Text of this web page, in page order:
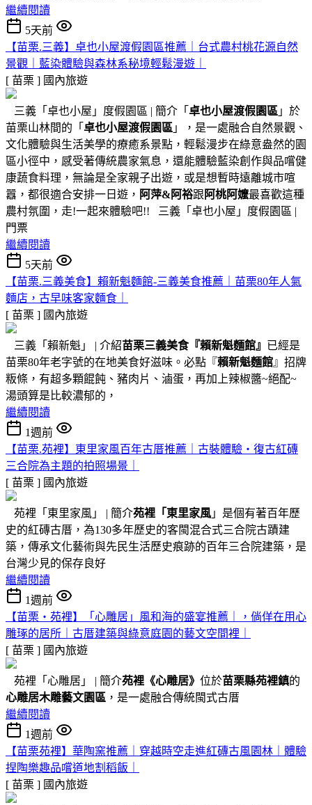
繼續閱讀
5天前
【苗栗.三義】卓也小屋渡假園區推薦｜台式農村桃花源自然
景觀｜藍染體驗與森林系秘境輕鬆漫遊｜
[ 苗栗 ] 國內旅遊
三義「卓也小屋」度假園區 | 簡介「 卓也小屋渡假園區 」於
苗栗山林間的「 卓也小屋渡假園區 」，是一處融合自然景觀、
文化體驗與生活美學的療癒系景點，輕鬆漫步在綠意盎然的園
區小徑中，感受著傳統農家氣息，還能體驗藍染創作與品嚐健
康蔬食料理，無論是全家親子出遊，或是想暫時遠離城市喧
囂，都很適合安排一日遊， 阿萍&阿裕跟 阿桃阿嬤最喜歡這種
農村氛圍，走!一起來體驗吧!! 三義「卓也小屋」度假園區 |
門票
繼續閱讀
5天前
【苗栗.三義美食】賴新魁麵館-三義美食推薦｜苗栗80年人氣
麵店，古早味客家麵食｜
[ 苗栗 ] 國內旅遊
三義「賴新魁」 | 介紹苗栗三義美食『賴新魁麵館』 已經是
苗栗80年老字號的在地美食好滋味。必點『賴新魁麵館』招牌
粄條，有超多顆餛飩、豬肉片、滷蛋，再加上辣椒醬~絕配~
湯頭算是比較濃郁的，
繼續閱讀
1週前
【苗栗.苑裡】東里家風百年古厝推薦｜古裝體驗・復古紅磚
三合院為主題的拍照場景｜
[ 苗栗 ] 國內旅遊
苑裡「東里家風」 | 簡介苑裡「東里家風 」是個有著百年歷
史的紅磚古厝，為130多年歷史的客閩混合式三合院古蹟建
築，傳承文化藝術與先民生活歷史痕跡的百年三合院建築，是
台灣少見的保存良好
繼續閱讀
1週前
【苗栗・苑裡】「心雕居」風和海的盛宴推薦｜，倘佯在用心
雕琢的居所｜古厝建築與綠意庭園的藝文空間裡｜
[ 苗栗 ] 國內旅遊
苑裡「心雕居」 | 簡介苑裡 《心雕居》 位於苗栗縣苑裡鎮的
心雕居木雕藝文園區 ，是一處融合傳統閩式古厝
繼續閱讀
1週前
【苗栗苑裡】華陶窯推薦｜穿越時空走進紅磚古風園林｜體驗
捏陶樂趣品嚐道地割稻飯｜
[ 苗栗 ] 國內旅遊